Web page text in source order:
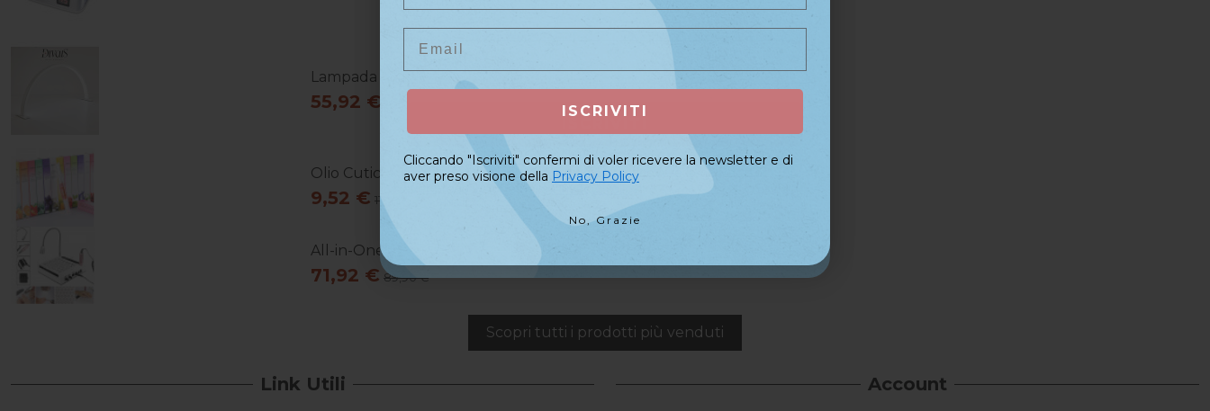
Lampada Da Tavolo Curva Moon Light...
55,92 €
Olio Cuticole Profumato 12pz
9,52 € 11,90 €
All-in-One Estetista Fresa Aspiratore...
71,92 € 89,90 €
Scopri tutti i prodotti più venduti
Link Utili Account
Email
Cliccando "Iscriviti" confermi di voler ricevere la newsletter e di
aver preso visione della
Privacy Policy
ISCRIVITI
Cliccando "Iscriviti" confermi di voler ricevere la newsletter e di
aver preso visione della Privacy Policy
No, Grazie